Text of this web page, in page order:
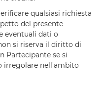
qualsiasi richiesta
del presente
eventuali dati o
si riserva il diritto di
Partecipante se si
irregolare nell'ambito